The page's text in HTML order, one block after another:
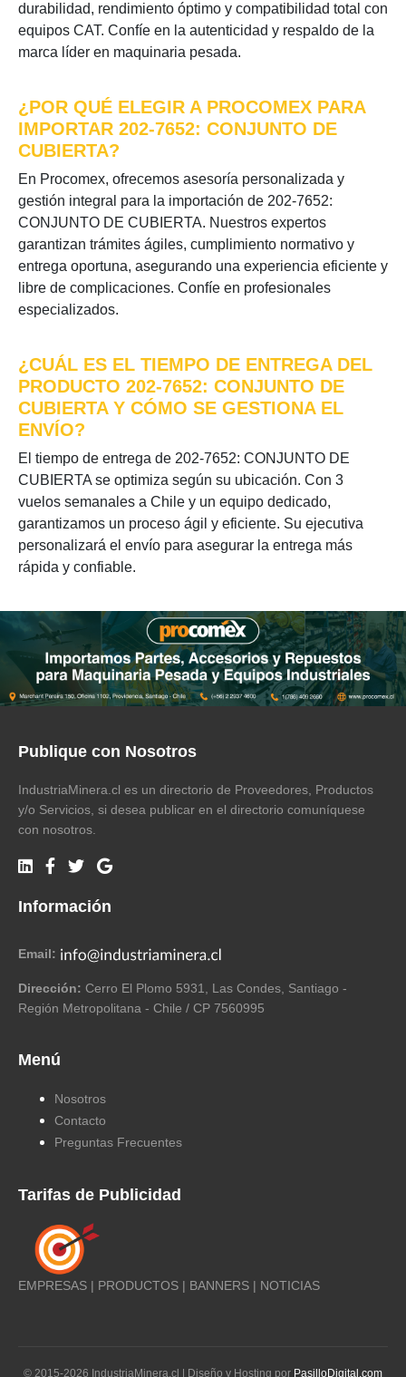
durabilidad, rendimiento óptimo y compatibilidad total con
equipos CAT. Confíe en la autenticidad y respaldo de la
marca líder en maquinaria pesada.
¿POR QUÉ ELEGIR A PROCOMEX PARA
IMPORTAR 202-7652: CONJUNTO DE
CUBIERTA?
En Procomex, ofrecemos asesoría personalizada y
gestión integral para la importación de 202-7652:
CONJUNTO DE CUBIERTA. Nuestros expertos
garantizan trámites ágiles, cumplimiento normativo y
entrega oportuna, asegurando una experiencia eficiente y
libre de complicaciones. Confíe en profesionales
especializados.
¿CUÁL ES EL TIEMPO DE ENTREGA DEL
PRODUCTO 202-7652: CONJUNTO DE
CUBIERTA Y CÓMO SE GESTIONA EL
ENVÍO?
El tiempo de entrega de 202-7652: CONJUNTO DE
CUBIERTA se optimiza según su ubicación. Con 3
vuelos semanales a Chile y un equipo dedicado,
garantizamos un proceso ágil y eficiente. Su ejecutiva
personalizará el envío para asegurar la entrega más
rápida y confiable.
Publique con Nosotros
IndustriaMinera.cl es un directorio de Proveedores, Productos
y/o Servicios, si desea publicar en el directorio comuníquese
con nosotros.
Información
Email:
Dirección: Cerro El Plomo 5931, Las Condes, Santiago -
Región Metropolitana - Chile / CP 7560995
Menú
Nosotros
Contacto
Preguntas Frecuentes
Tarifas de Publicidad
EMPRESAS | PRODUCTOS | BANNERS | NOTICIAS
© 2015-2026 IndustriaMinera.cl | Diseño y Hosting por PasilloDigital.com